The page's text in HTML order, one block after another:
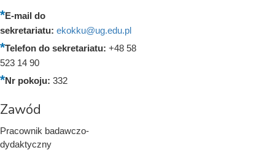
E-mail do
sekretariatu: ekokku@ug.edu.pl
Telefon do sekretariatu: +48 58
523 14 90
Nr pokoju: 332
Zawód
Pracownik badawczo-
dydaktyczny